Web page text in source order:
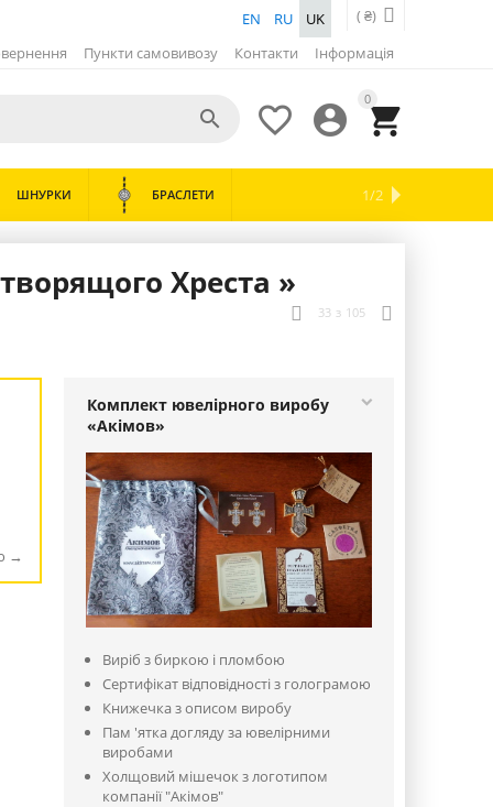
( ₴)
EN RU
UK
Пункти самовивозу Контакти Інформація
0




ШНУРКИ БРАСЛЕТИ ГОДИННИКИ1/2
Хреста »
33 з 105
Комплект ювелірного виробу
«Акімов»
Виріб з биркою і пломбою
Сертифікат відповідності з голограмою
Книжечка з описом виробу
Пам 'ятка догляду за ювелірними
виробами
Холщовий мішечок з логотипом
компанії "Акімов"